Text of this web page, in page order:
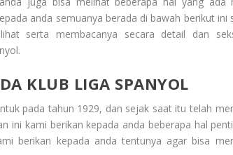
anda semuanya berada di bawah berikut
serta membacanya secara detail dan
.
KLUB LIGA SPANYOL
pada tahun 1929, dan sejak saat itu telah
ini kami berikan kepada anda beberapa hal
berikan kepada anda tentunya agar bisa